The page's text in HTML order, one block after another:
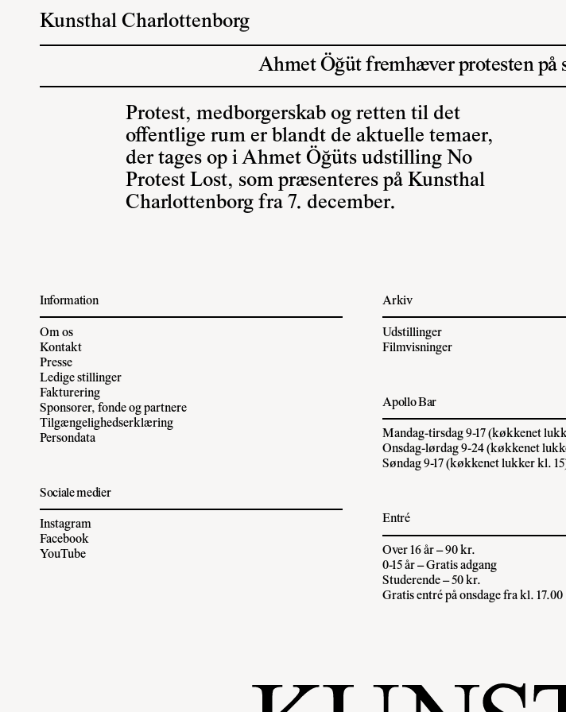
Kunsthal Charlottenborg
Ahmet Öğüt fremhæver protesten på
Protest, medborgerskab og retten til det
offentlige rum er blandt de aktuelle temaer,
der tages op i Ahmet Öğüts udstilling No
Protest Lost, som præsenteres på Kunsthal
Charlottenborg fra 7. december.
Information
Om os
Kontakt
Presse
Ledige stillinger
Fakturering
Sponsorer, fonde og partnere
Tilgængelighedserklæring
Persondata
Sociale medier
Instagram
Facebook
YouTube
Arkiv
Udstillinger
Filmvisninger
Apollo Bar
Mandag-tirsdag 9-17 (køkkenet
Onsdag-lørdag 9-24 (køkkenet
Søndag 9-17 (køkkenet lukker kl.
Entré
Over 16 år – 90 kr.
0-15 år – Gratis adgang
Studerende – 50 kr.
Gratis entré på onsdage fra kl. 17.00